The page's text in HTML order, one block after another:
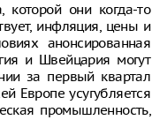
которой они когда-то
инфляция, цены и
анонсированная
и Швейцария могут
за первый квартал
Европе усугубляется
промышленность,